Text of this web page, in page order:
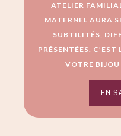
ATELIER
MATERNEL AURA
SUBTILITÉS,
PRÉSENTÉES.
VOTRE BIJOU
EN